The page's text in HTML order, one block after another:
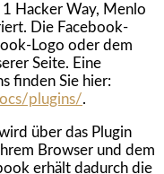
Hacker Way, Menlo
Die Facebook-
Logo oder dem
Seite. Eine
finden Sie hier:
plugins/.
über das Plugin
Browser und dem
erhält dadurch die